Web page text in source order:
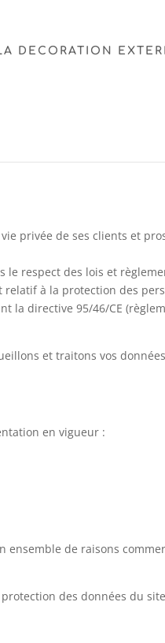
DECORATION
vie privée de ses clients et
le respect des lois et
à la protection des
la directive 95/46/CE
et traitons vos
en vigueur :
de raisons
des données du